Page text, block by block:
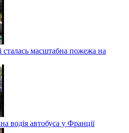
сталась масштабна пожежа на
водія автобуса у Франції